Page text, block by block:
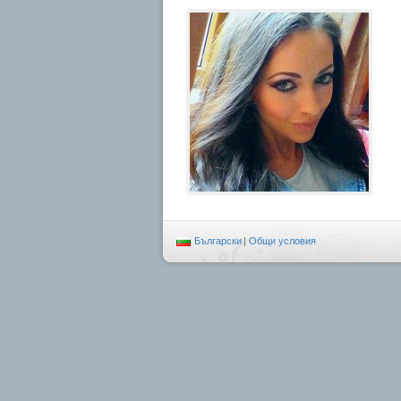
Български | Общи условия